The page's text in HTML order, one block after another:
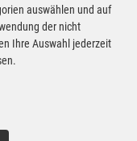
auswählen und auf
der nicht
Ihre Auswahl jederzeit